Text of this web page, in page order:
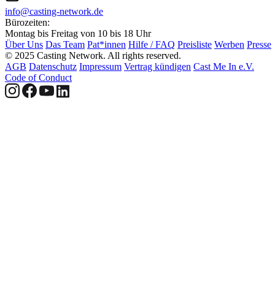
info@casting-network.de
Bürozeiten:
Montag bis Freitag von 10 bis 18 Uhr
Über Uns Das Team Pat*innen Hilfe / FAQ Preisliste Werben Presse
© 2025 Casting Network. All rights reserved.
AGB Datenschutz Impressum Vertrag kündigen Cast Me In e.V.
Code of Conduct